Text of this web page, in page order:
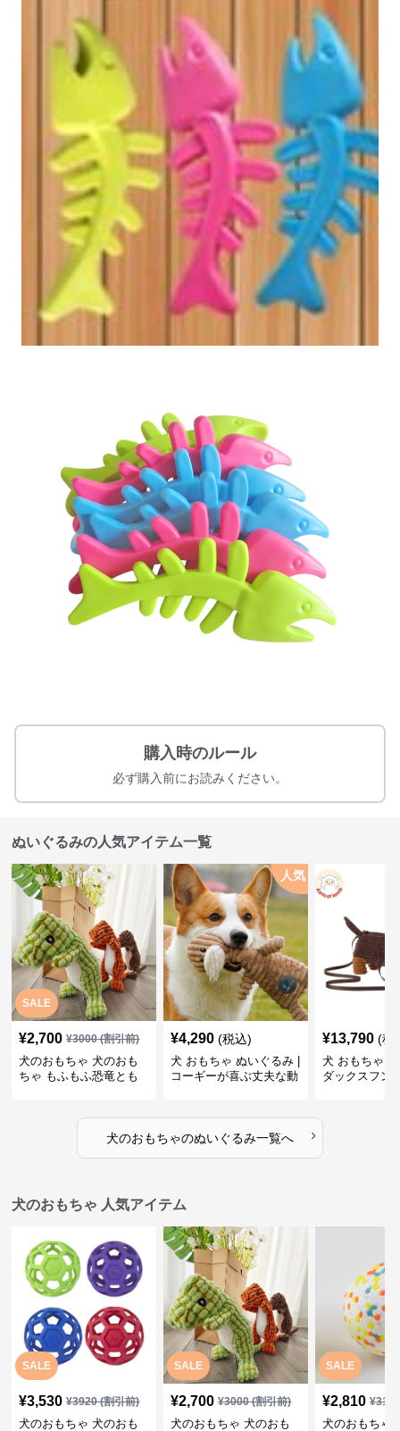
購入時のルール
必ず購入前にお読みください。
ぬいぐるみの人気アイテム一覧
SALE
¥2,700 ¥3000(割引前)
犬のおもちゃ 犬のおも
ちゃ もふもふ恐竜とも
人気
¥4,290 (税込)
犬 おもちゃ ぬいぐるみ |
コーギーが喜ぶ丈夫な動
¥13,790 (税
犬 おもちゃ
ダックスフン
犬のおもちゃのぬいぐるみ一覧へ ›
犬のおもちゃ 人気アイテム
SALE
¥3,530 ¥3920(割引前)
犬のおもちゃ 犬のおも
SALE
¥2,700 ¥3000(割引前)
犬のおもちゃ 犬のおも
SALE
¥2,810 ¥
犬のおもちゃ